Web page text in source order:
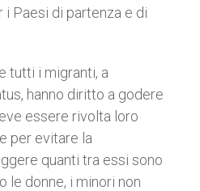
i Paesi di partenza e di
tutti i migranti, a
hanno diritto a godere
essere rivolta loro
per evitare la
quanti tra essi sono
le donne, i minori non